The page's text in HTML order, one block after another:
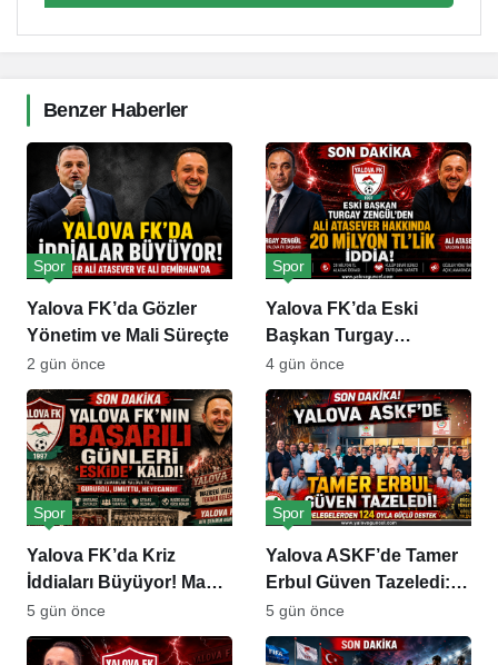
Benzer Haberler
Yalova FK’da Gözler
Yönetim ve Mali Süreçte
Spor
2 gün önce
Yalova FK’da Eski
Başkan Turgay
Zengül’den Ali Atasever
Hakkında 20 Milyon
TL’lik İddia
Spor
4 gün önce
Yalova FK’da Kriz
İddiaları Büyüyor! Maaş
ve Esnaf Alacakları
Gündemde
Spor
5 gün önce
Yalova ASKF’de Tamer
Erbul Güven Tazeledi:
Delegelerden Büyük
Destek
Spor
5 gün önce